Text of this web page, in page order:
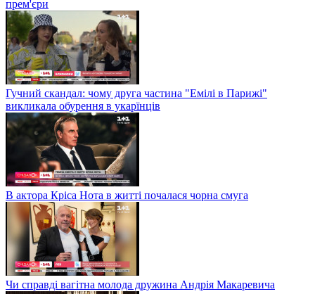
прем'єри
Гучний скандал: чому друга частина "Емілі в Парижі"
викликала обурення в укарїнців
В актора Кріса Нота в житті почалася чорна смуга
Чи справді вагітна молода дружина Андрія Макаревича